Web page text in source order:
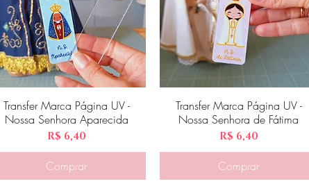
Visualização rápida
Transfer Marca Página UV -
Nossa Senhora Aparecida
Preço
R$ 6,40
Comprar
Visualização rápida
Transfer Marca Página UV -
Nossa Senhora de Fátima
Preço
R$ 6,40
Comprar